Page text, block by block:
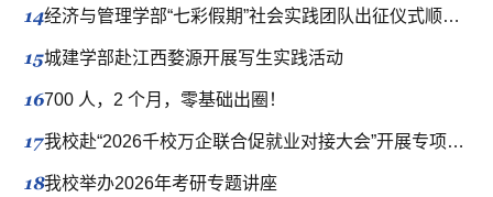
14经济与管理学部“七彩假期”社会实践团队出征仪式顺利举行
15城建学部赴江西婺源开展写生实践活动
16700 人，2 个月，零基础出圈！
17我校赴“2026千校万企联合促就业对接大会”开展专项拓岗行动
18我校举办2026年考研专题讲座